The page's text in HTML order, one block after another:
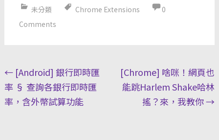
未分類 Chrome Extensions
0
Comments
Post
navigation
←[Android] 銀行即時匯
率 § 查詢各銀行即時匯
率，含外幣試算功能
[Chrome] 啥咪！網頁也
能跳Harlem Shake哈林
搖？來，我教你→